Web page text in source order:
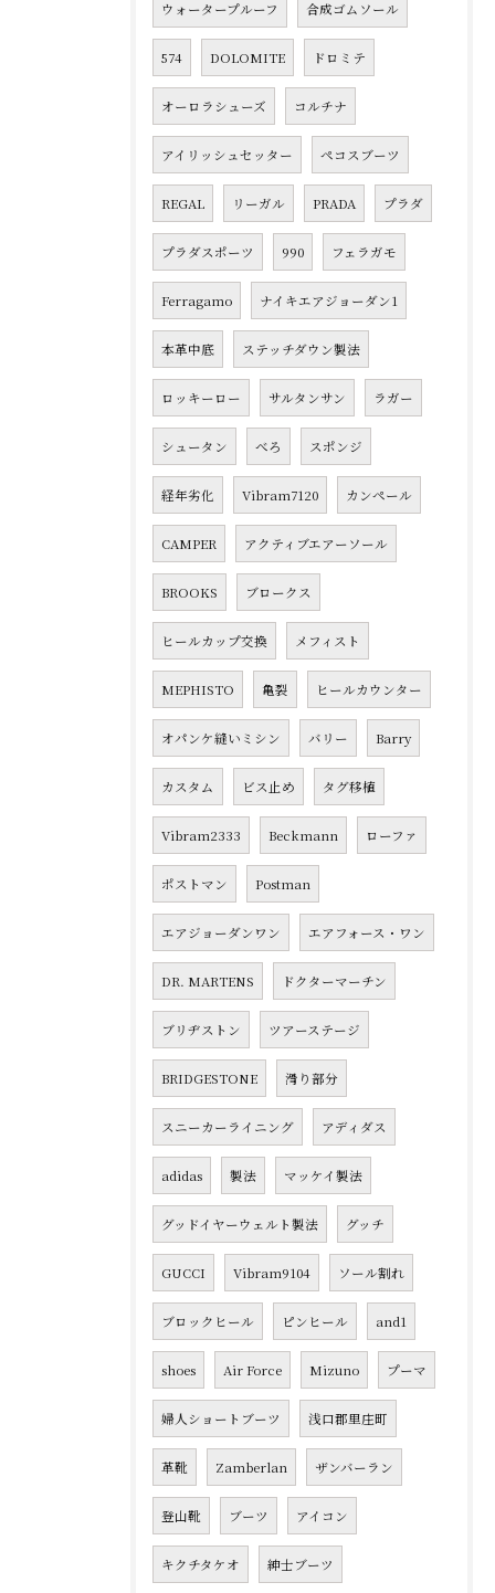
ウォータープルーフ 合成ゴムソール
574 DOLOMITE ドロミテ
オーロラシューズ コルチナ
アイリッシュセッター ペコスブーツ
REGAL リーガル PRADA プラダ
プラダスポーツ 990 フェラガモ
Ferragamo ナイキエアジョーダン1
本革中底 ステッチダウン製法
ロッキーロー サルタンサン ラガー
シュータン べろ スポンジ
経年劣化 Vibram7120 カンペール
CAMPER アクティブエアーソール
BROOKS ブロークス
ヒールカップ交換 メフィスト
MEPHISTO 亀裂 ヒールカウンター
オパンケ縫いミシン バリー Barry
カスタム ビス止め タグ移植
Vibram2333 Beckmann ローファ
ポストマン Postman
エアジョーダンワン エアフォース・ワン
DR. MARTENS ドクターマーチン
ブリヂストン ツアーステージ
BRIDGESTONE 滑り部分
スニーカーライニング アディダス
adidas 製法 マッケイ製法
グッドイヤーウェルト製法 グッチ
GUCCI Vibram9104 ソール割れ
ブロックヒール ピンヒール and1
shoes Air Force Mizuno プーマ
婦人ショートブーツ 浅口郡里庄町
革靴 Zamberlan ザンバーラン
登山靴 ブーツ アイコン
キクチタケオ 紳士ブーツ